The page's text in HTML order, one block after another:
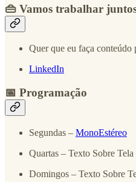
👜 Vamos trabalhar
Quer que eu faça conteúdo
LinkedIn
📅 Programação
Segundas – MonoEstéreo
Quartas – Texto Sobre Tela
Domingos – Texto Sobre